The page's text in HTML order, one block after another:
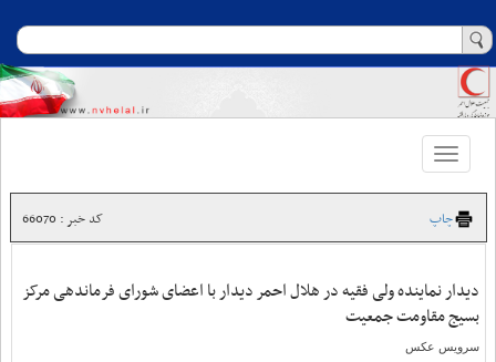
Toggle
navigation
چاپ کد خبر : 66070
دیدار نماینده ولی فقیه در هلال احمر دیدار با اعضای شورای فرماندهی مرکز
بسیج مقاومت جمعیت
سرویس عکس